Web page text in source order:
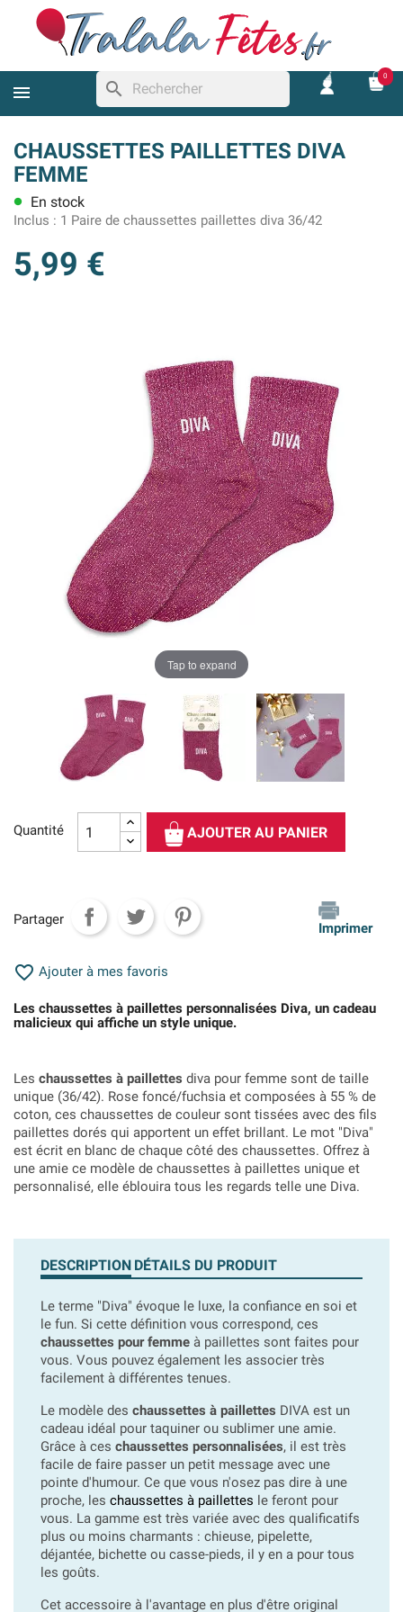
search
0
CHAUSSETTES PAILLETTES DIVA
FEMME
lens En stock
Inclus : 1 Paire de chaussettes paillettes diva 36/42
5,99 €
Tap to expand
Quantité AJOUTER AU PANIER
Partager
Imprimer
 Ajouter à mes favoris
Les chaussettes à paillettes personnalisées Diva, un cadeau
malicieux qui affiche un style unique.
Les chaussettes à paillettes diva pour femme sont de taille
unique (36/42). Rose foncé/fuchsia et composées à 55 % de
coton, ces chaussettes de couleur sont tissées avec des fils
paillettes dorés qui apportent un effet brillant. Le mot "Diva"
est écrit en blanc de chaque côté des chaussettes. Offrez à
une amie ce modèle de chaussettes à paillettes unique et
personnalisé, elle éblouira tous les regards telle une Diva.
DESCRIPTION DÉTAILS DU PRODUIT
Le terme "Diva" évoque le luxe, la confiance en soi et
le fun. Si cette définition vous correspond, ces
chaussettes pour femme à paillettes sont faites pour
vous. Vous pouvez également les associer très
facilement à différentes tenues.
Le modèle des chaussettes à paillettes DIVA est un
cadeau idéal pour taquiner ou sublimer une amie.
Grâce à ces chaussettes personnalisées, il est très
facile de faire passer un petit message avec une
pointe d'humour. Ce que vous n'osez pas dire à une
proche, les chaussettes à paillettes le feront pour
vous. La gamme est très variée avec des qualificatifs
plus ou moins charmants : chieuse, pipelette,
déjantée, bichette ou casse-pieds, il y en a pour tous
les goûts.
Cet accessoire à l'avantage en plus d'être original